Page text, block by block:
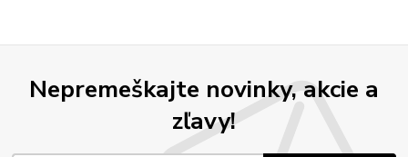
Nepremeškajte novinky, akcie a
zľavy!